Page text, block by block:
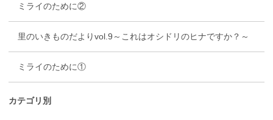
ミライのために②
里のいきものだよりvol.9～これはオシドリのヒナですか？～
ミライのために①
カテゴリ別